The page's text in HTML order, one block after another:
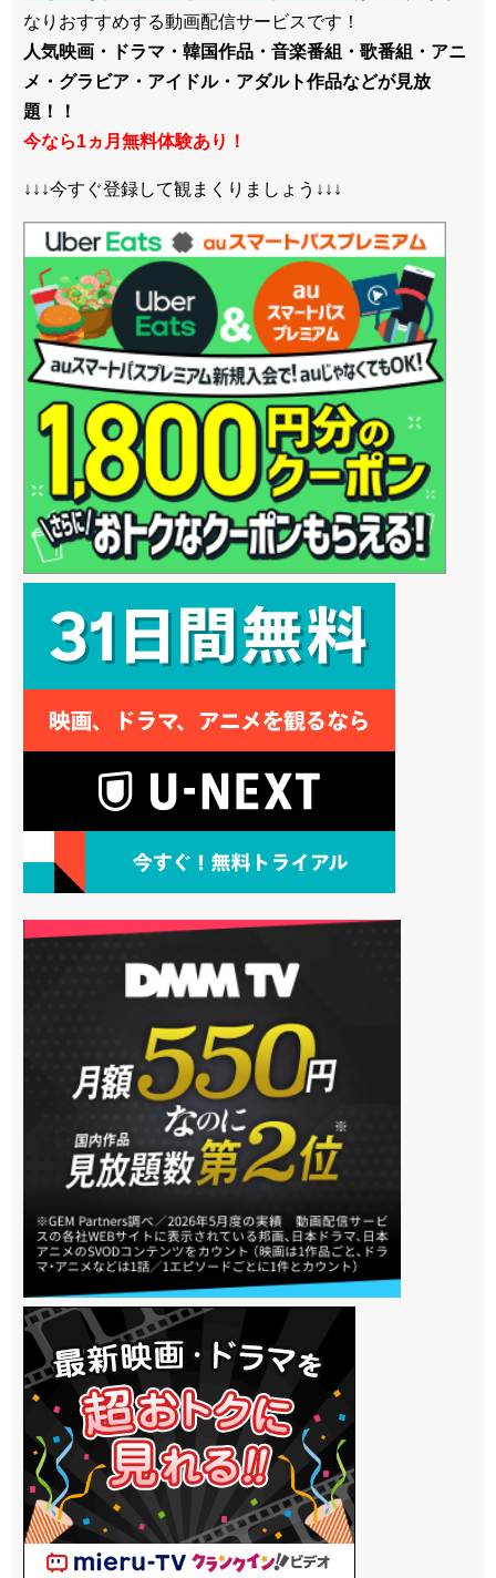
なりおすすめする動画配信サービスです！
人気映画・ドラマ・韓国作品・音楽番組・歌番組・アニ
メ・グラビア・アイドル・アダルト作品などが見放
題！！
今なら1ヵ月無料体験あり！
↓↓↓今すぐ登録して観まくりましょう↓↓↓